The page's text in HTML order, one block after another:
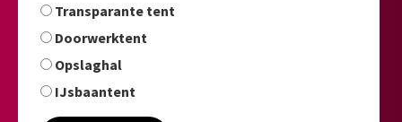
Transparante tent
Doorwerktent
Opslaghal
IJsbaantent